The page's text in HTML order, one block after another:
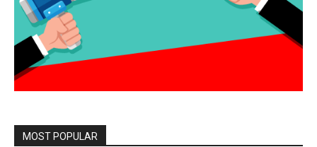
MOST POPULAR